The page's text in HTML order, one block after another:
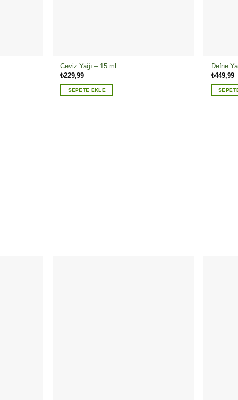
Ceviz Yağı – 15 ml
₺229,99
SEPETE EKLE
Defne
₺449,99